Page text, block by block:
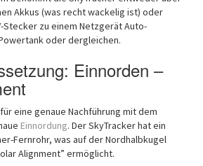
Akkus (was recht wackelig ist) oder
Stecker zu einem Netzgerät Auto-
oder dergleichen.
Einnorden –
eine genaue Nachführung mit dem
Einnordung. Der SkyTracker hat ein
Fernrohr, was auf der Nordhalbkugel
Alignment” ermöglicht.